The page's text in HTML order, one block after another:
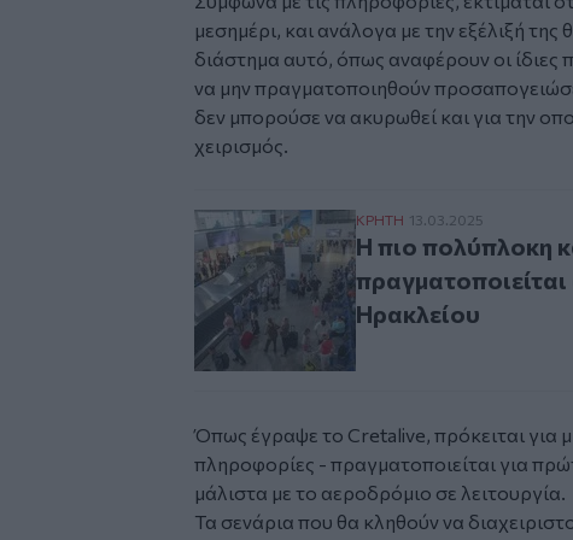
μεσημέρι, και ανάλογα με την εξέλιξή
διάστημα αυτό, όπως αναφέρουν οι ίδιες
να μην πραγματοποιηθούν
δεν μπορούσε να ακυρωθεί και για την
χειρισμός.
Η πιο πολύπλοκη και
ΚΡΗΤΗ 13.03.2025
Η πιο πολύπλοκη
Ηρακλείου
Όπως έγραψε το Cretalive, πρόκειται για
πληροφορίες - πραγματοποιείται για
μάλιστα με το αεροδρόμιο σε λειτουργία.
Τα σενάρια που θα κληθούν να